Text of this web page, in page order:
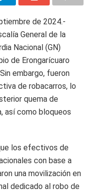
de 2024.-
General de la
Nacional (GN)
de Erongarícuaro
embargo, fueron
de robacarros, lo
quema de
así como bloqueos
los efectivos de
con base a
una movilización en
dedicado al robo de